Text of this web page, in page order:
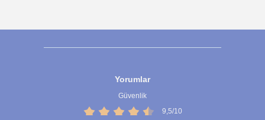
Yorumlar
Güvenlik
9,5/10